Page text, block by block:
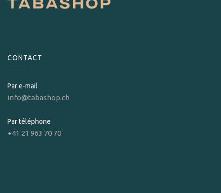
CONTACT
Par e-mail
info@tabashop.ch
Par téléphone
+41 21 963 70 70